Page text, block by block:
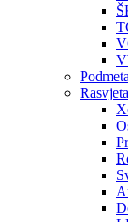
Rasvjeta